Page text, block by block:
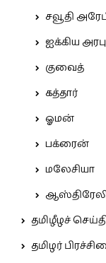
சவூதி
ஐக்கிய
குவைத்
கத்தார்
ஓமன்
பக்ரைன்
மலேசியா
தமிழீழச்
தமிழர்